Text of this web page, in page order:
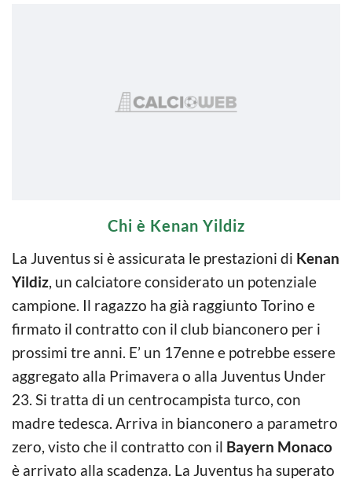
Chi è Kenan Yildiz
La Juventus si è assicurata le prestazioni di Kenan
Yildiz, un calciatore considerato un potenziale
campione. Il ragazzo ha già raggiunto Torino e
firmato il contratto con il club bianconero per i
prossimi tre anni. E’ un 17enne e potrebbe essere
aggregato alla Primavera o alla Juventus Under
23. Si tratta di un centrocampista turco, con
madre tedesca. Arriva in bianconero a parametro
zero, visto che il contratto con il Bayern Monaco
è arrivato alla scadenza. La Juventus ha superato